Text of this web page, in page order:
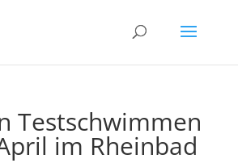
Testschwimmen
im Rheinbad